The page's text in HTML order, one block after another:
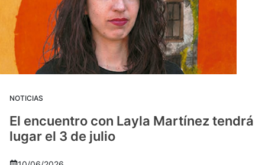
NOTICIAS
El encuentro con Layla Martínez tendrá
lugar el 3 de julio